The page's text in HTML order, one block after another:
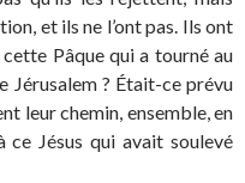
et ils ne l’ont pas. Ils ont
Pâque qui a tourné au
Jérusalem ? Était-ce prévu
leur chemin, ensemble, en
ce Jésus qui avait soulevé